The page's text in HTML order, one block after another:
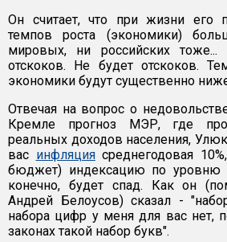
Он считает, что при жизни его
темпов роста (экономики)
мировых, ни российских
отскоков. Не будет отскоков.
экономики будут существенно
Отвечая на вопрос о
Кремле прогноз МЭР, где
реальных доходов населения,
вас инфляциясреднегодовая
бюджет) индексацию по уровню
конечно, будет спад. Как он
Андрей Белоусов) сказал -
набора цифр у меня для вас нет,
законах такой набор букв".